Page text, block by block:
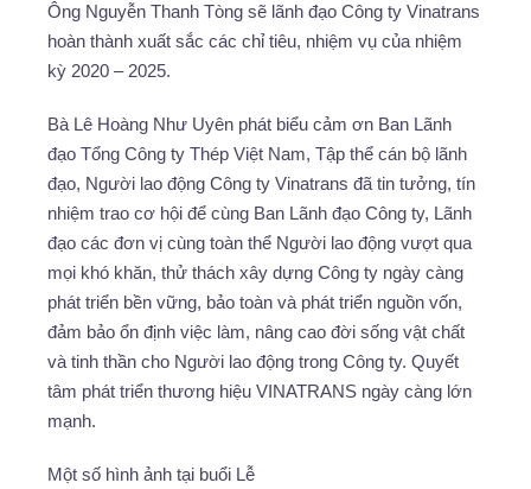
Ông Nguyễn Thanh Tòng sẽ lãnh đạo Công ty Vinatrans
hoàn thành xuất sắc các chỉ tiêu, nhiệm vụ của nhiệm
kỳ 2020 – 2025.
Bà Lê Hoàng Như Uyên phát biểu cảm ơn Ban Lãnh
đạo Tổng Công ty Thép Việt Nam, Tập thể cán bộ lãnh
đạo, Người lao động Công ty Vinatrans đã tin tưởng, tín
nhiệm trao cơ hội để cùng Ban Lãnh đạo Công ty, Lãnh
đạo các đơn vị cùng toàn thể Người lao động vượt qua
mọi khó khăn, thử thách xây dựng Công ty ngày càng
phát triển bền vững, bảo toàn và phát triển nguồn vốn,
đảm bảo ổn định việc làm, nâng cao đời sống vật chất
và tinh thần cho Người lao động trong Công ty. Quyết
tâm phát triển thương hiệu VINATRANS ngày càng lớn
mạnh.
Một số hình ảnh tại buổi Lễ